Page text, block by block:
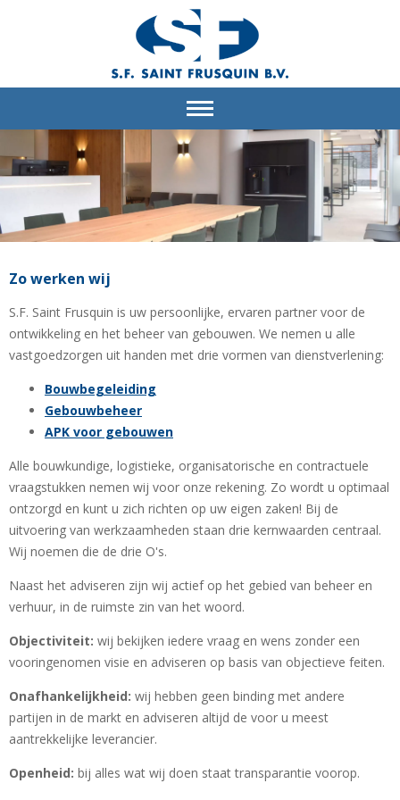
Zo werken wij
S.F. Saint Frusquin is uw persoonlijke, ervaren partner voor de
ontwikkeling en het beheer van gebouwen. We nemen u alle
vastgoedzorgen uit handen met drie vormen van dienstverlening:
Bouwbegeleiding
Gebouwbeheer
APK voor gebouwen
Alle bouwkundige, logistieke, organisatorische en contractuele
vraagstukken nemen wij voor onze rekening. Zo wordt u optimaal
ontzorgd en kunt u zich richten op uw eigen zaken! Bij de
uitvoering van werkzaamheden staan drie kernwaarden centraal.
Wij noemen die de drie O's.
Naast het adviseren zijn wij actief op het gebied van beheer en
verhuur, in de ruimste zin van het woord.
Objectiviteit: wij bekijken iedere vraag en wens zonder een
vooringenomen visie en adviseren op basis van objectieve feiten.
Onafhankelijkheid: wij hebben geen binding met andere
partijen in de markt en adviseren altijd de voor u meest
aantrekkelijke leverancier.
Openheid: bij alles wat wij doen staat transparantie voorop.